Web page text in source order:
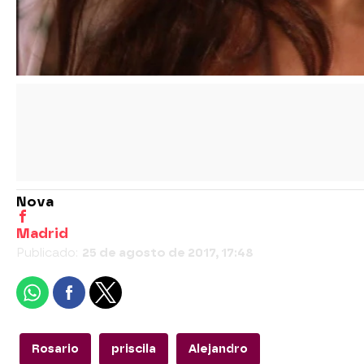
Nova
Madrid
Publicado: 25 de agosto de 2017, 17:48
Rosario priscila Alejandro